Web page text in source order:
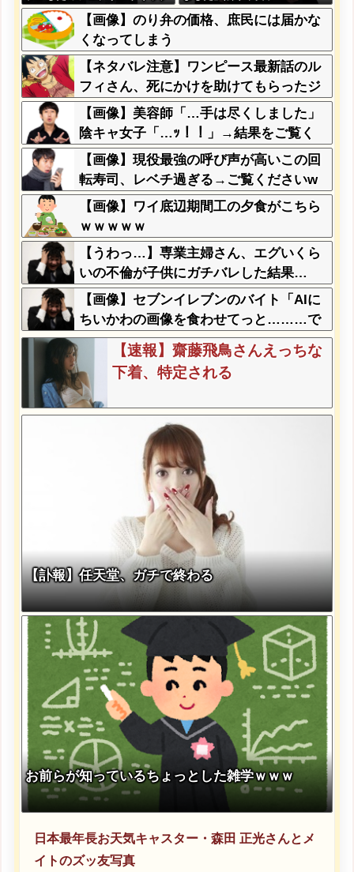
1つ3000円←コレは妥当だと思
う？？？？？？
ｯ！！」→結果をご覧ください
w w w w w w w w
【画像】のり弁の価格、庶民には届かな
くなってしまう
【ネタバレ注意】ワンピース最新話のル
フィさん、死にかけを助けてもらったジ
ジイに悪態を吐いてしまう・・・
【画像】美容師「…手は尽くしました」
陰キャ女子「…ｯ！！」→結果をご覧く
ださいw w w w w w w w
【画像】現役最強の呼び声が高いこの回
転寿司、レベチ過ぎる→ご覧くださいw
w w w w w w
【画像】ワイ底辺期間工の夕食がこちら
ｗｗｗｗｗ
【うわっ…】専業主婦さん、エグいくら
いの不倫が子供にガチバレした結果…
【画像】セブンイレブンのバイト「AIに
ちいかわの画像を食わせてっと………で
きた！」→とんでもないものが出来上が
ってしまうw w w w w
【速報】齋藤飛鳥さんえっちな
下着、特定される
【訃報】任天堂、ガチで終わる
お前らが知っているちょっとした雑学ｗｗｗ
日本最年長お天気キャスター・森田 正光さんとメ
イトのズッ友写真